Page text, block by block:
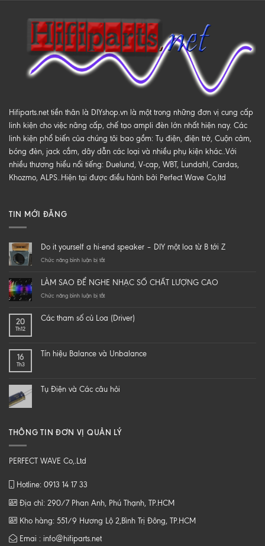
Hifiparts.net tiền thân là DIYshop.vn là một trong những đơn vị cung cấp
linh kiện cho việc nâng cấp, chế tạo ampli đèn lớn nhất hiện nay. Các
linh kiện phổ biến của chúng tôi bao gồm: Tụ điện, điện trở, Cuộn cảm,
bóng đèn, jack cắm, dây dẫn các loại và nhiều phụ kiện khác..Với
nhiều thương hiểu nổi tiếng: Duelund, V-cap, WBT, Lundahl, Cardas,
Khozmo, ALPS..Hiện tại được điều hành bởi Perfect Wave Co,ltd
TIN MỚI ĐĂNG
Do it yourself a hi-end speaker – DIY một loa từ B tới Z
Chức năng bình luận bị tắtở
yourself
a
speaker
loa
Z
LÀM SAO ĐỂ NGHE NHẠC SỐ CHẤT LƯỢNG CAO
Chức năng bình luận bị tắtở
ĐỂ
CHẤT
20
Th12
Các tham số củ Loa (Driver)
16
Th3
Tín hiệu Balance và Unbalance
Tụ Điện và Các câu hỏi
THÔNG TIN ĐƠN VỊ QUẢN LÝ
PERFECT WAVE Co,.Ltd
Hotline: 0913 14 17 33
Địa chỉ: 290/7 Phan Anh, Phú Thạnh, TP.HCM
Kho hàng: 551/9 Hương Lộ 2,Bình Trị Đông, TP.HCM
Emai : info@hifiparts.net